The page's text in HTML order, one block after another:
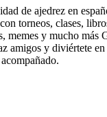
de ajedrez en
torneos, clases,
memes y mucho más
amigos y diviértete